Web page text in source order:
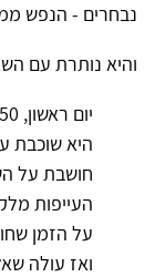
נבחרים - הנפש
והיא נותרת עם
יום ראשון, 00:50
היא שוכבת
חושבת על
העייפות
על הזמן
ואז עולה